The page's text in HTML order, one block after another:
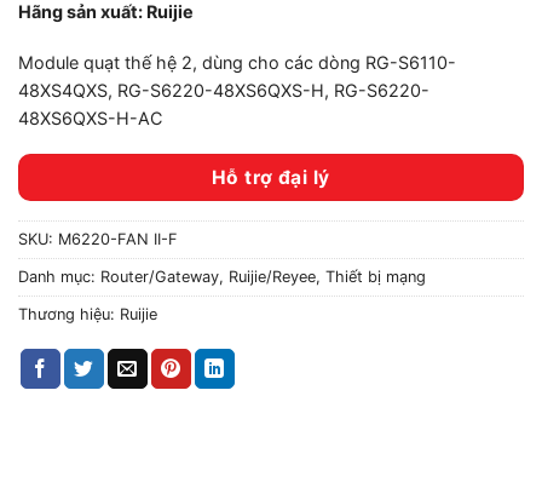
Hãng sản xuất: Ruijie
Module quạt thế hệ 2, dùng cho các dòng RG-S6110-
48XS4QXS, RG-S6220-48XS6QXS-H, RG-S6220-
48XS6QXS-H-AC
Hỗ trợ đại lý
SKU: M6220-FAN II-F
Danh mục: Router/Gateway, Ruijie/Reyee, Thiết bị mạng
Thương hiệu: Ruijie